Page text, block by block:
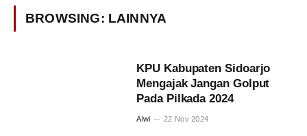
BROWSING: LAINNYA
KPU Kabupaten Sidoarjo
Mengajak Jangan Golput
Pada Pilkada 2024
Alwi 22 Nov 2024